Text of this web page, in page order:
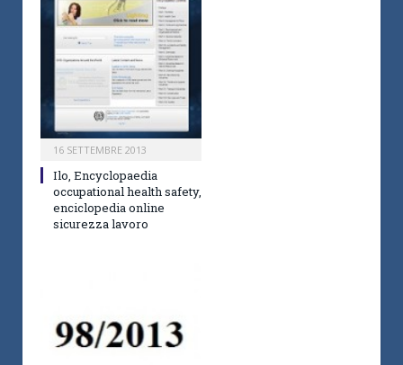
16 SETTEMBRE 2013
Ilo, Encyclopaedia
occupational health safety,
enciclopedia online
sicurezza lavoro